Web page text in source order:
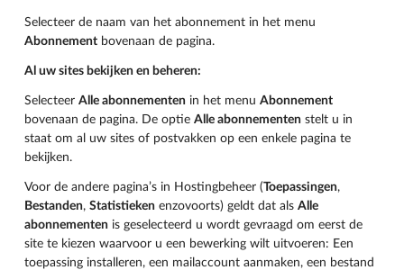
Selecteer de naam van het abonnement in het menu
Abonnement bovenaan de pagina.
Al uw sites bekijken en beheren:
Selecteer Alle abonnementen in het menu Abonnement
bovenaan de pagina. De optie Alle abonnementen stelt u in
staat om al uw sites of postvakken op een enkele pagina te
bekijken.
Voor de andere pagina’s in Hostingbeheer (Toepassingen,
Bestanden, Statistieken enzovoorts) geldt dat als Alle
abonnementen is geselecteerd u wordt gevraagd om eerst de
site te kiezen waarvoor u een bewerking wilt uitvoeren: Een
toepassing installeren, een mailaccount aanmaken, een bestand